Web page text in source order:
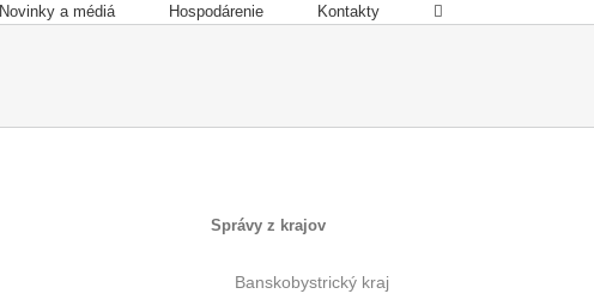
Novinky a médiá Hospodárenie Kontakty
Správy z krajov
Banskobystrický kraj